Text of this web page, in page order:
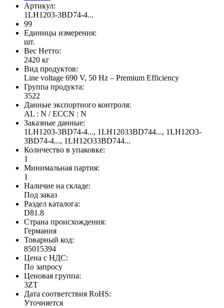
Артикул:
1LH1203-3BD74-4...
99
Единицы измерения:
шт.
Вес Нетто:
2420 кг
Вид продуктов:
Line voltage 690 V, 50 Hz – Premium Efficiency
Группа продукта:
3522
Данные экспортного контроля:
AL : N / ECCN : N
Заказные данные:
1LH1203-3BD74-4..., 1LH12033BD744..., 1LH12O3-
3BD74-4..., 1LH12O33BD744...
Количество в упаковке:
1
Минимальная партия:
1
Наличие на складе:
Под заказ
Раздел каталога:
D81.8
Страна происхождения:
Германия
Товарный код:
85015394
Цена с НДС:
По запросу
Ценовая группа:
3ZT
Дата соответствия RoHS:
Уточняется